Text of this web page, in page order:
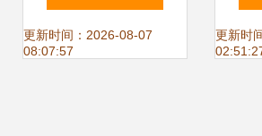
学术交流会议，以
更新时间：2026-08-07
08:07:57
觉
更新时